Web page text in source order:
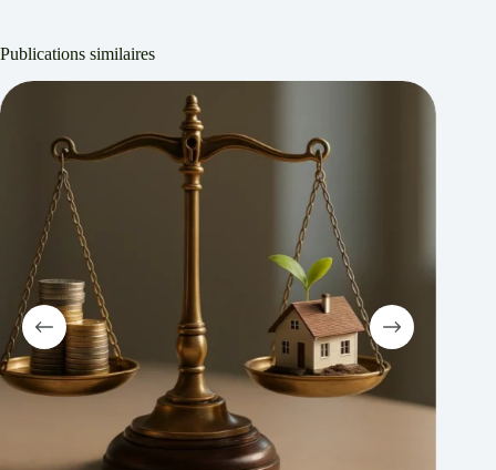
Publications similaires